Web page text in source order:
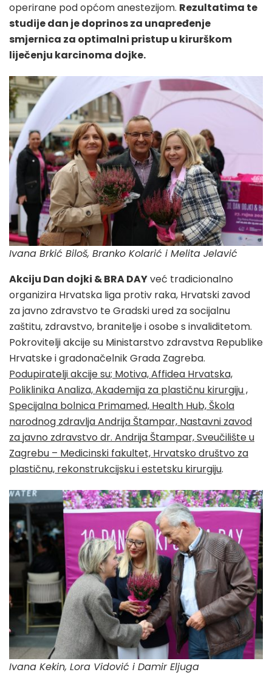
operirane pod općom anestezijom. Rezultatima te
studije dan je doprinos za unapređenje
smjernica za optimalni pristup u kirurškom
liječenju karcinoma dojke.
Ivana Brkić Biloš, Branko Kolarić i Melita Jelavić
Akciju Dan dojki & BRA DAYveć tradicionalno
organizira Hrvatska liga protiv raka, Hrvatski zavod
za javno zdravstvo te Gradski ured za socijalnu
zaštitu, zdravstvo, branitelje i osobe s invaliditetom.
Pokrovitelji akcije su Ministarstvo zdravstva Republike
Hrvatske i gradonačelnik Grada Zagreba.
Podupiratelji akcije su; Motiva, Affidea Hrvatska,
Poliklinika Analiza, Akademija za plastičnu kirurgiju ,
Specijalna bolnica Primamed, Health Hub, Škola
narodnog zdravlja Andrija Štampar, Nastavni zavod
za javno zdravstvo dr. Andrija Štampar, Sveučilište u
Zagrebu – Medicinski fakultet, Hrvatsko društvo za
plastičnu, rekonstrukcijsku i estetsku kirurgiju.
Ivana Kekin, Lora Vidović i Damir Eljuga